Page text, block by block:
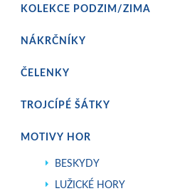
KOLEKCE PODZIM/ZIMA
NÁKRČNÍKY
ČELENKY
TROJCÍPÉ ŠÁTKY
MOTIVY HOR
BESKYDY
LUŽICKÉ HORY